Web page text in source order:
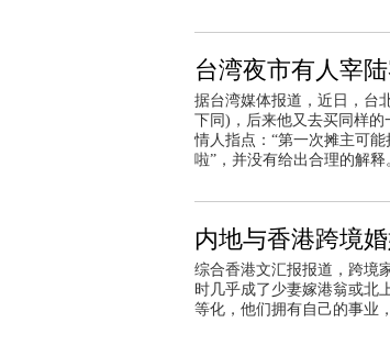
台湾夜市有人宰
据台湾媒体报道，近日，台
下同)，后来他又去买同样
情人指点：“第一次摊主可
啦”，并没有给出合理的解释
内地与香港跨境
综合香港文汇报报道，跨境
时几乎成了少妻嫁港翁或北
等化，他们拥有自己的事业